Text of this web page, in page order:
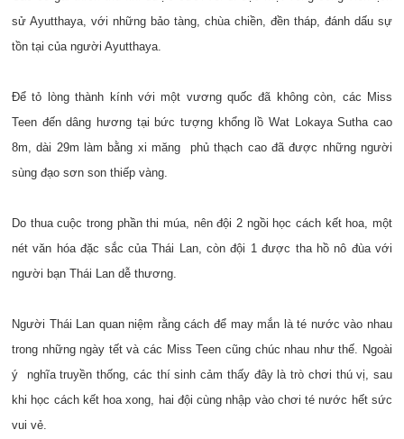
sử Ayutthaya, với những bảo tàng, chùa chiền, đền tháp, đánh dấu sự
tồn tại của người Ayutthaya.
Để tỏ lòng thành kính với một vương quốc đã không còn, các Miss
Teen đến dâng hương tại bức tượng khổng lồ Wat Lokaya Sutha cao
8m, dài 29m làm bằng xi măng phủ thạch cao đã được những người
sùng đạo sơn son thiếp vàng.
Do thua cuộc trong phần thi múa, nên đội 2 ngồi học cách kết hoa, một
nét văn hóa đặc sắc của Thái Lan, còn đội 1 được tha hồ nô đùa với
người bạn Thái Lan dễ thương.
Người Thái Lan quan niệm rằng cách để may mắn là té nước vào nhau
trong những ngày tết và các Miss Teen cũng chúc nhau như thế. Ngoài
ý nghĩa truyền thống, các thí sinh cảm thấy đây là trò chơi thú vị, sau
khi học cách kết hoa xong, hai đội cùng nhập vào chơi té nước hết sức
vui vẻ.